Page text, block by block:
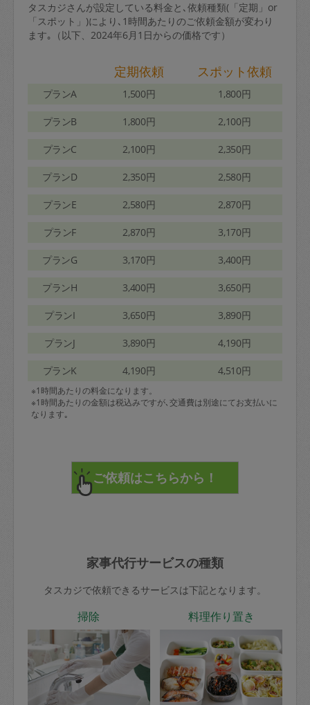
タスカジさんが設定している料金と､依頼種類(「定期」or
「スポット」)により､1時間あたりのご依頼金額が変わり
ます｡（以下、2024年6月1日からの価格です）
定期依頼 スポット依頼
プランA 1,500円 1,800円
プランB 1,800円 2,100円
プランC 2,100円 2,350円
プランD 2,350円 2,580円
プランE 2,580円 2,870円
プランF 2,870円 3,170円
プランG 3,170円 3,400円
プランH 3,400円 3,650円
プランI 3,650円 3,890円
プランJ 3,890円 4,190円
プランK 4,190円 4,510円
※1時間あたりの料金になります。
※1時間あたりの金額は税込みですが､交通費は別途にてお支払いに
なります｡
家事代行サービスの種類
タスカジで依頼できるサービスは下記となります。
掃除 料理作り置き